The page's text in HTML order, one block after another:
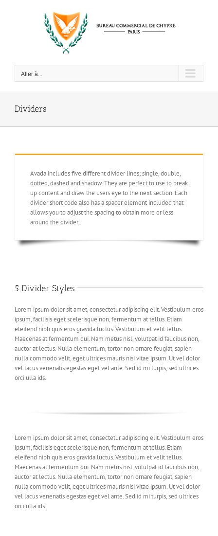
Aller à...
Dividers
Avada includes five different divider lines; single, double,
dotted, dashed and shadow. They are perfect to use to break
up content and draw the users eye to the next section. Each
divider short code also has a spacer element included that
allows you to adjust the spacing to obtain more or less
around the divider.
5 Divider Styles
Lorem ipsum dolor sit amet, consectetur adipiscing elit. Vestibulum eros
ipsum, facilisis eget scelerisque non, fermentum at tellus. Etiam
eleifend nibh quis eros gravida luctus. Vestibulum et velit tellus.
Maecenas at fermentum dui. Nam metus nisl, volutpat id faucibus non,
auctor at lectus. Nulla elementum, tortor non ornare feugiat, sapien
nulla commodo velit, eget ultrices mauris nisi vitae ipsum. Ut vel dolor
vel lacus venenatis egestas eget vel ante. Sed id mi turpis, sed ultrices
orci ulla ids.
Lorem ipsum dolor sit amet, consectetur adipiscing elit. Vestibulum eros
ipsum, facilisis eget scelerisque non, fermentum at tellus. Etiam
eleifend nibh quis eros gravida luctus. Vestibulum et velit tellus.
Maecenas at fermentum dui. Nam metus nisl, volutpat id faucibus non,
auctor at lectus. Nulla elementum, tortor non ornare feugiat, sapien
nulla commodo velit, eget ultrices mauris nisi vitae ipsum. Ut vel dolor
vel lacus venenatis egestas eget vel ante. Sed id mi turpis, sed ultrices
orci ulla ids.